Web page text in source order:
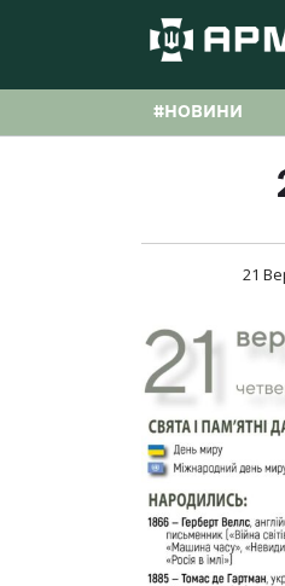
#НОВИНИ
21